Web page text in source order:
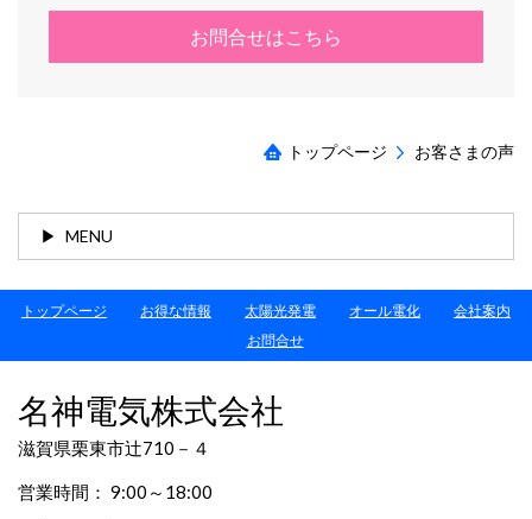
お問合せはこちら
トップページ お客さまの声
MENU
トップページ お得な情報 太陽光発電 オール電化
会社案内
お問合せ
名神電気株式会社
滋賀県栗東市辻710－４
営業時間： 9:00～18:00